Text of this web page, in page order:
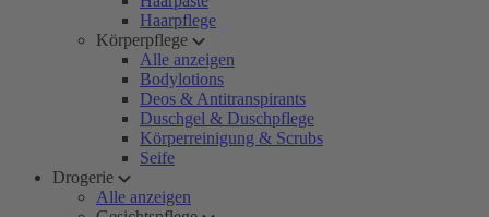
Haarpflege
Körperpflege
Alle anzeigen
Bodylotions
Deos & Antitranspirants
Duschgel & Duschpflege
Körperreinigung & Scrubs
Seife
Drogerie
Alle anzeigen